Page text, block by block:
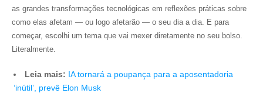
as grandes transformações tecnológicas em reflexões práticas sobre
como elas afetam — ou logo afetarão — o seu dia a dia. E para
começar, escolhi um tema que vai mexer diretamente no seu bolso.
Literalmente.
Leia mais: IA tornará a poupança para a aposentadoria
‘inútil’, prevê Elon Musk